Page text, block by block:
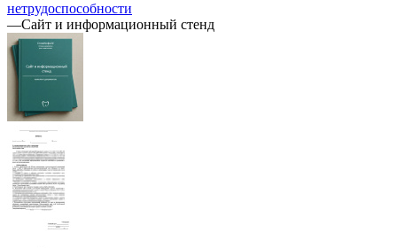
нетрудоспособности
—Сайт и информационный стенд